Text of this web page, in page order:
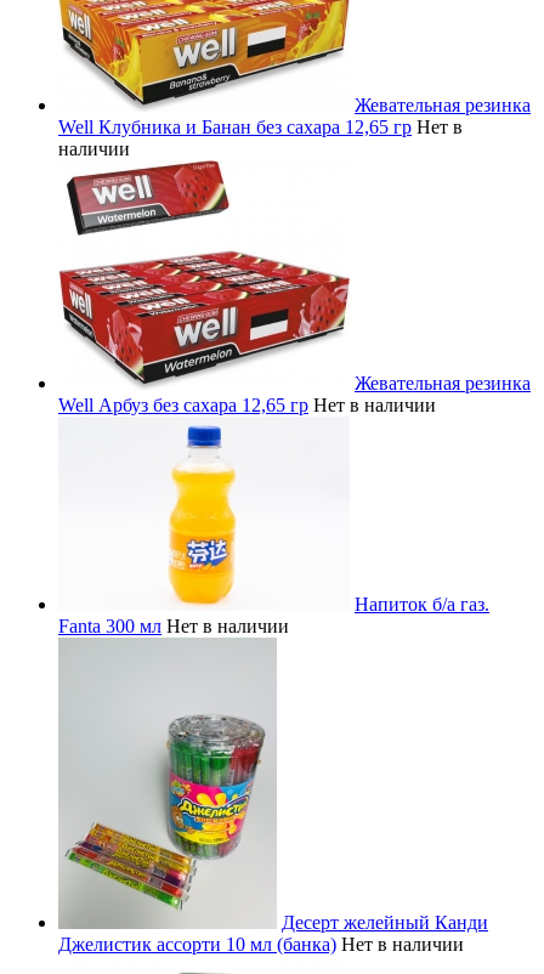
Жевательная резинка
Well Клубника и Банан без сахара 12,65 гр Нет в
наличии
Жевательная резинка
Well Арбуз без сахара 12,65 гр Нет в наличии
Напиток б/а газ.
Fanta 300 мл Нет в наличии
Десерт желейный Канди
Джелистик ассорти 10 мл (банка) Нет в наличии